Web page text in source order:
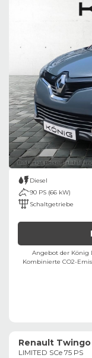
Bild zeigt
Diesel
90 PS (66 kW)
Schaltgetriebe
Angebot der König
Kombinierte CO2-
Renault Twingo
LIMITED SCe 75 PS